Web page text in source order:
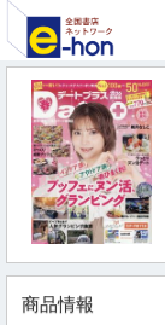
商品情報